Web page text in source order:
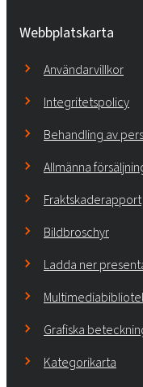
Webbplatskarta
Användarvillkor
Integritetspolicy
Behandling av
Allmänna
Fraktskaderapport
Bildbroschyr
Ladda ner
Grafiska
Kategorikarta